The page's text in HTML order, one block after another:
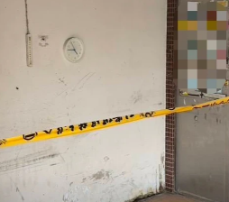
開賣一度塞車 周六起展出延
成功 今重開羈押庭
「紅到發紫」降雨熱區曝